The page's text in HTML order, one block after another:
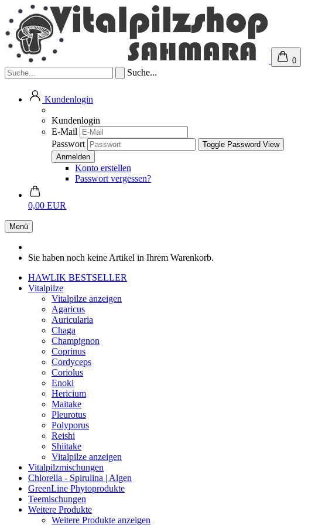
0
Suche...
Kundenlogin
Kundenlogin
E-Mail
Passwort
Toggle Password View
Konto erstellen
Passwort vergessen?
0,00 EUR
Menü
Sie haben noch keine Artikel in Ihrem Warenkorb.
HAWLIK BESTSELLER
Vitalpilze
Vitalpilze anzeigen
Agaricus
Auricularia
Chaga
Champignon
Coprinus
Cordyceps
Coriolus
Enoki
Hericium
Maitake
Pleurotus
Polyporus
Reishi
Shiitake
Vitalpilze anzeigen
Vitalpilzmischungen
Chlorella - Spirulina | Algen
GreenLine Phytoprodukte
Teemischungen
Weitere Produkte
Weitere Produkte anzeigen